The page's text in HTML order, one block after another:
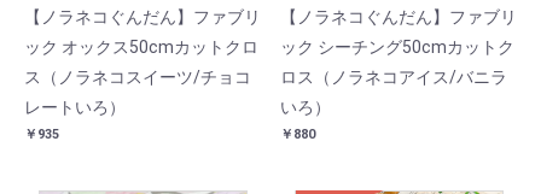
【ノラネコぐんだん】ファブリ
ック オックス50cmカットクロ
ス（ノラネコスイーツ/チョコ
レートいろ）
￥935
【ノラネコぐんだん】ファブリ
ック シーチング50cmカットク
ロス（ノラネコアイス/バニラ
いろ）
￥880